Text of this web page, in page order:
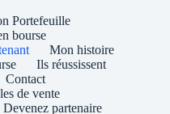
Portefeuille
bourse
Mon histoire
Ils réussissent
Contact
de vente
Devenez partenaire